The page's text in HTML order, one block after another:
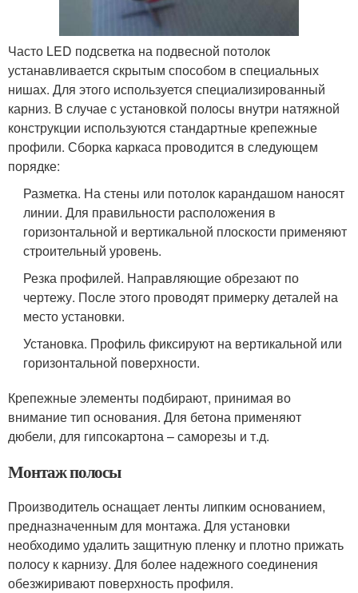
Часто LED подсветка на подвесной потолок
устанавливается скрытым способом в специальных
нишах. Для этого используется специализированный
карниз. В случае с установкой полосы внутри натяжной
конструкции используются стандартные крепежные
профили. Сборка каркаса проводится в следующем
порядке:
Разметка. На стены или потолок карандашом наносят
линии. Для правильности расположения в
горизонтальной и вертикальной плоскости применяют
строительный уровень.
Резка профилей. Направляющие обрезают по
чертежу. После этого проводят примерку деталей на
место установки.
Установка. Профиль фиксируют на вертикальной или
горизонтальной поверхности.
Крепежные элементы подбирают, принимая во
внимание тип основания. Для бетона применяют
дюбели, для гипсокартона – саморезы и т.д.
Монтаж полосы
Производитель оснащает ленты липким основанием,
предназначенным для монтажа. Для установки
необходимо удалить защитную пленку и плотно прижать
полосу к карнизу. Для более надежного соединения
обезжиривают поверхность профиля.